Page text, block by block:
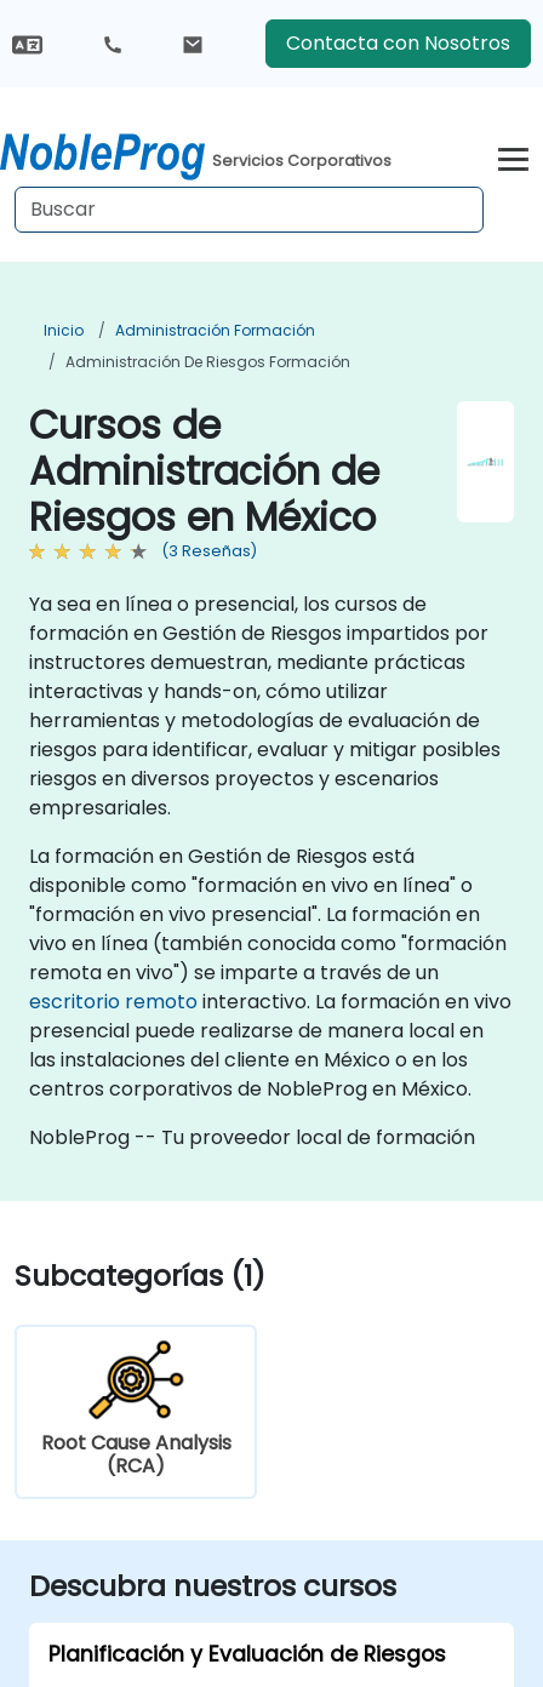
Contacta con Nosotros
Servicios Corporativos
Inicio
Administración Formación
Administración De Riesgos Formación
Cursos de
Administración de
Riesgos en México
(3 Reseñas)
Ya sea en línea o presencial, los cursos de
formación en Gestión de Riesgos impartidos por
instructores demuestran, mediante prácticas
interactivas y hands-on, cómo utilizar
herramientas y metodologías de evaluación de
riesgos para identificar, evaluar y mitigar posibles
riesgos en diversos proyectos y escenarios
empresariales.
La formación en Gestión de Riesgos está
disponible como "formación en vivo en línea" o
"formación en vivo presencial". La formación en
vivo en línea (también conocida como "formación
remota en vivo") se imparte a través de un
escritorio remotointeractivo. La formación en vivo
presencial puede realizarse de manera local en
las instalaciones del cliente en México o en los
centros corporativos de NobleProg en México.
NobleProg -- Tu proveedor local de formación
Subcategorías (1)
Root Cause Analysis
(RCA)
Descubra nuestros cursos
Planificación y Evaluación de Riesgos